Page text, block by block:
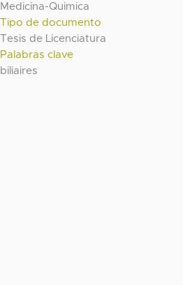
Medicina-Quimica
Tipo de documento
Tesis de Licenciatura
Palabras clave
biliaires